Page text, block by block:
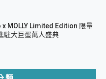
x MOLLY Limited Edition 限量
駐大巨蛋萬人盛典